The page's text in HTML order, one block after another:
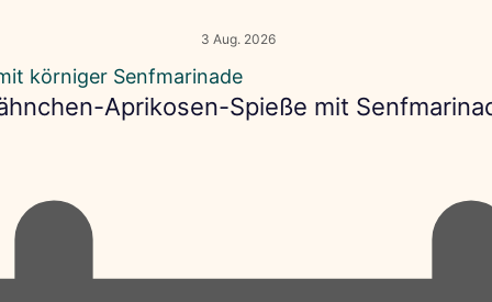
3 Aug. 2026
Aprikosen-Spieße mit